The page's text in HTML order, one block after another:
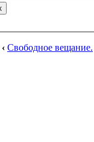
‹ Свободное вещание.